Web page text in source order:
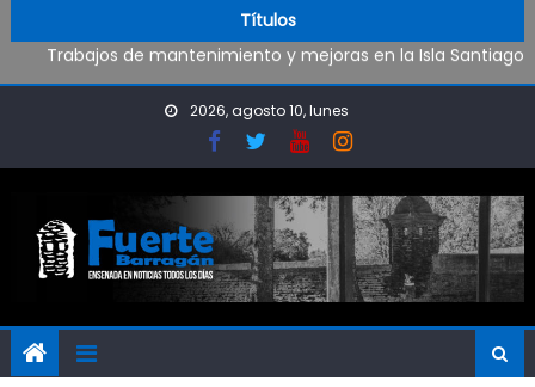
Títulos
Trabajos de mantenimiento y mejoras en la Isla Santiago
Pueblo Nuevo suma boxeo y artes marciales
Al fin Defensores pudo reencontrarse con el triunfo
2026, agosto 10, lunes